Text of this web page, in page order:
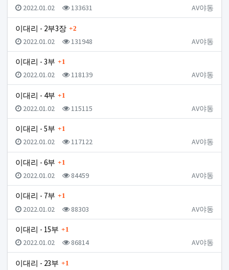
등록자
AV야동
등록일
2022.01.02 조회
133631
이대리 - 2부3장 댓글
2
등록자
AV야동
등록일
2022.01.02 조회
131948
이대리 - 3부 댓글
1
등록자
AV야동
등록일
2022.01.02 조회
118139
이대리 - 4부 댓글
1
등록자
AV야동
등록일
2022.01.02 조회
115115
이대리 - 5부 댓글
1
등록자
AV야동
등록일
2022.01.02 조회
117122
이대리 - 6부 댓글
1
등록자
AV야동
등록일
2022.01.02 조회
84459
이대리 - 7부 댓글
1
등록자
AV야동
등록일
2022.01.02 조회
88303
이대리 - 15부 댓글
1
등록자
AV야동
등록일
2022.01.02 조회
86814
이대리 - 23부 댓글
1